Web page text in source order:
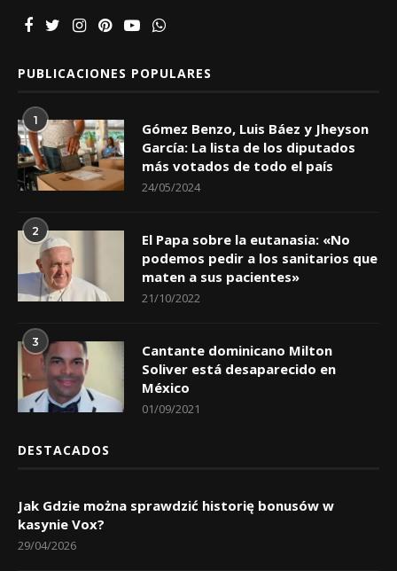
PUBLICACIONES POPULARES
1
Gómez Benzo, Luis Báez y Jheyson
García: La lista de los diputados
más votados de todo el país
24/05/2024
2
El Papa sobre la eutanasia: «No
podemos pedir a los sanitarios que
maten a sus pacientes»
21/10/2022
3
Cantante dominicano Milton
Soliver está desaparecido en
México
01/09/2021
DESTACADOS
Jak Gdzie można sprawdzić historię bonusów w
kasynie Vox?
29/04/2026